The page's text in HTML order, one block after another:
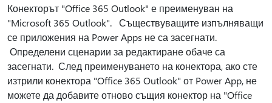
Конекторът "Office 365 Outlook" е преименуван на
"Microsoft 365 Outlook". Съществуващите изпълняващи
се приложения на Power Apps не са засегнати.
Определени сценарии за редактиране обаче са
засегнати. След преименуването на конектора, ако сте
изтрили конектора "Office 365 Outlook" от Power App, не
можете да добавите отново същия конектор на "Office